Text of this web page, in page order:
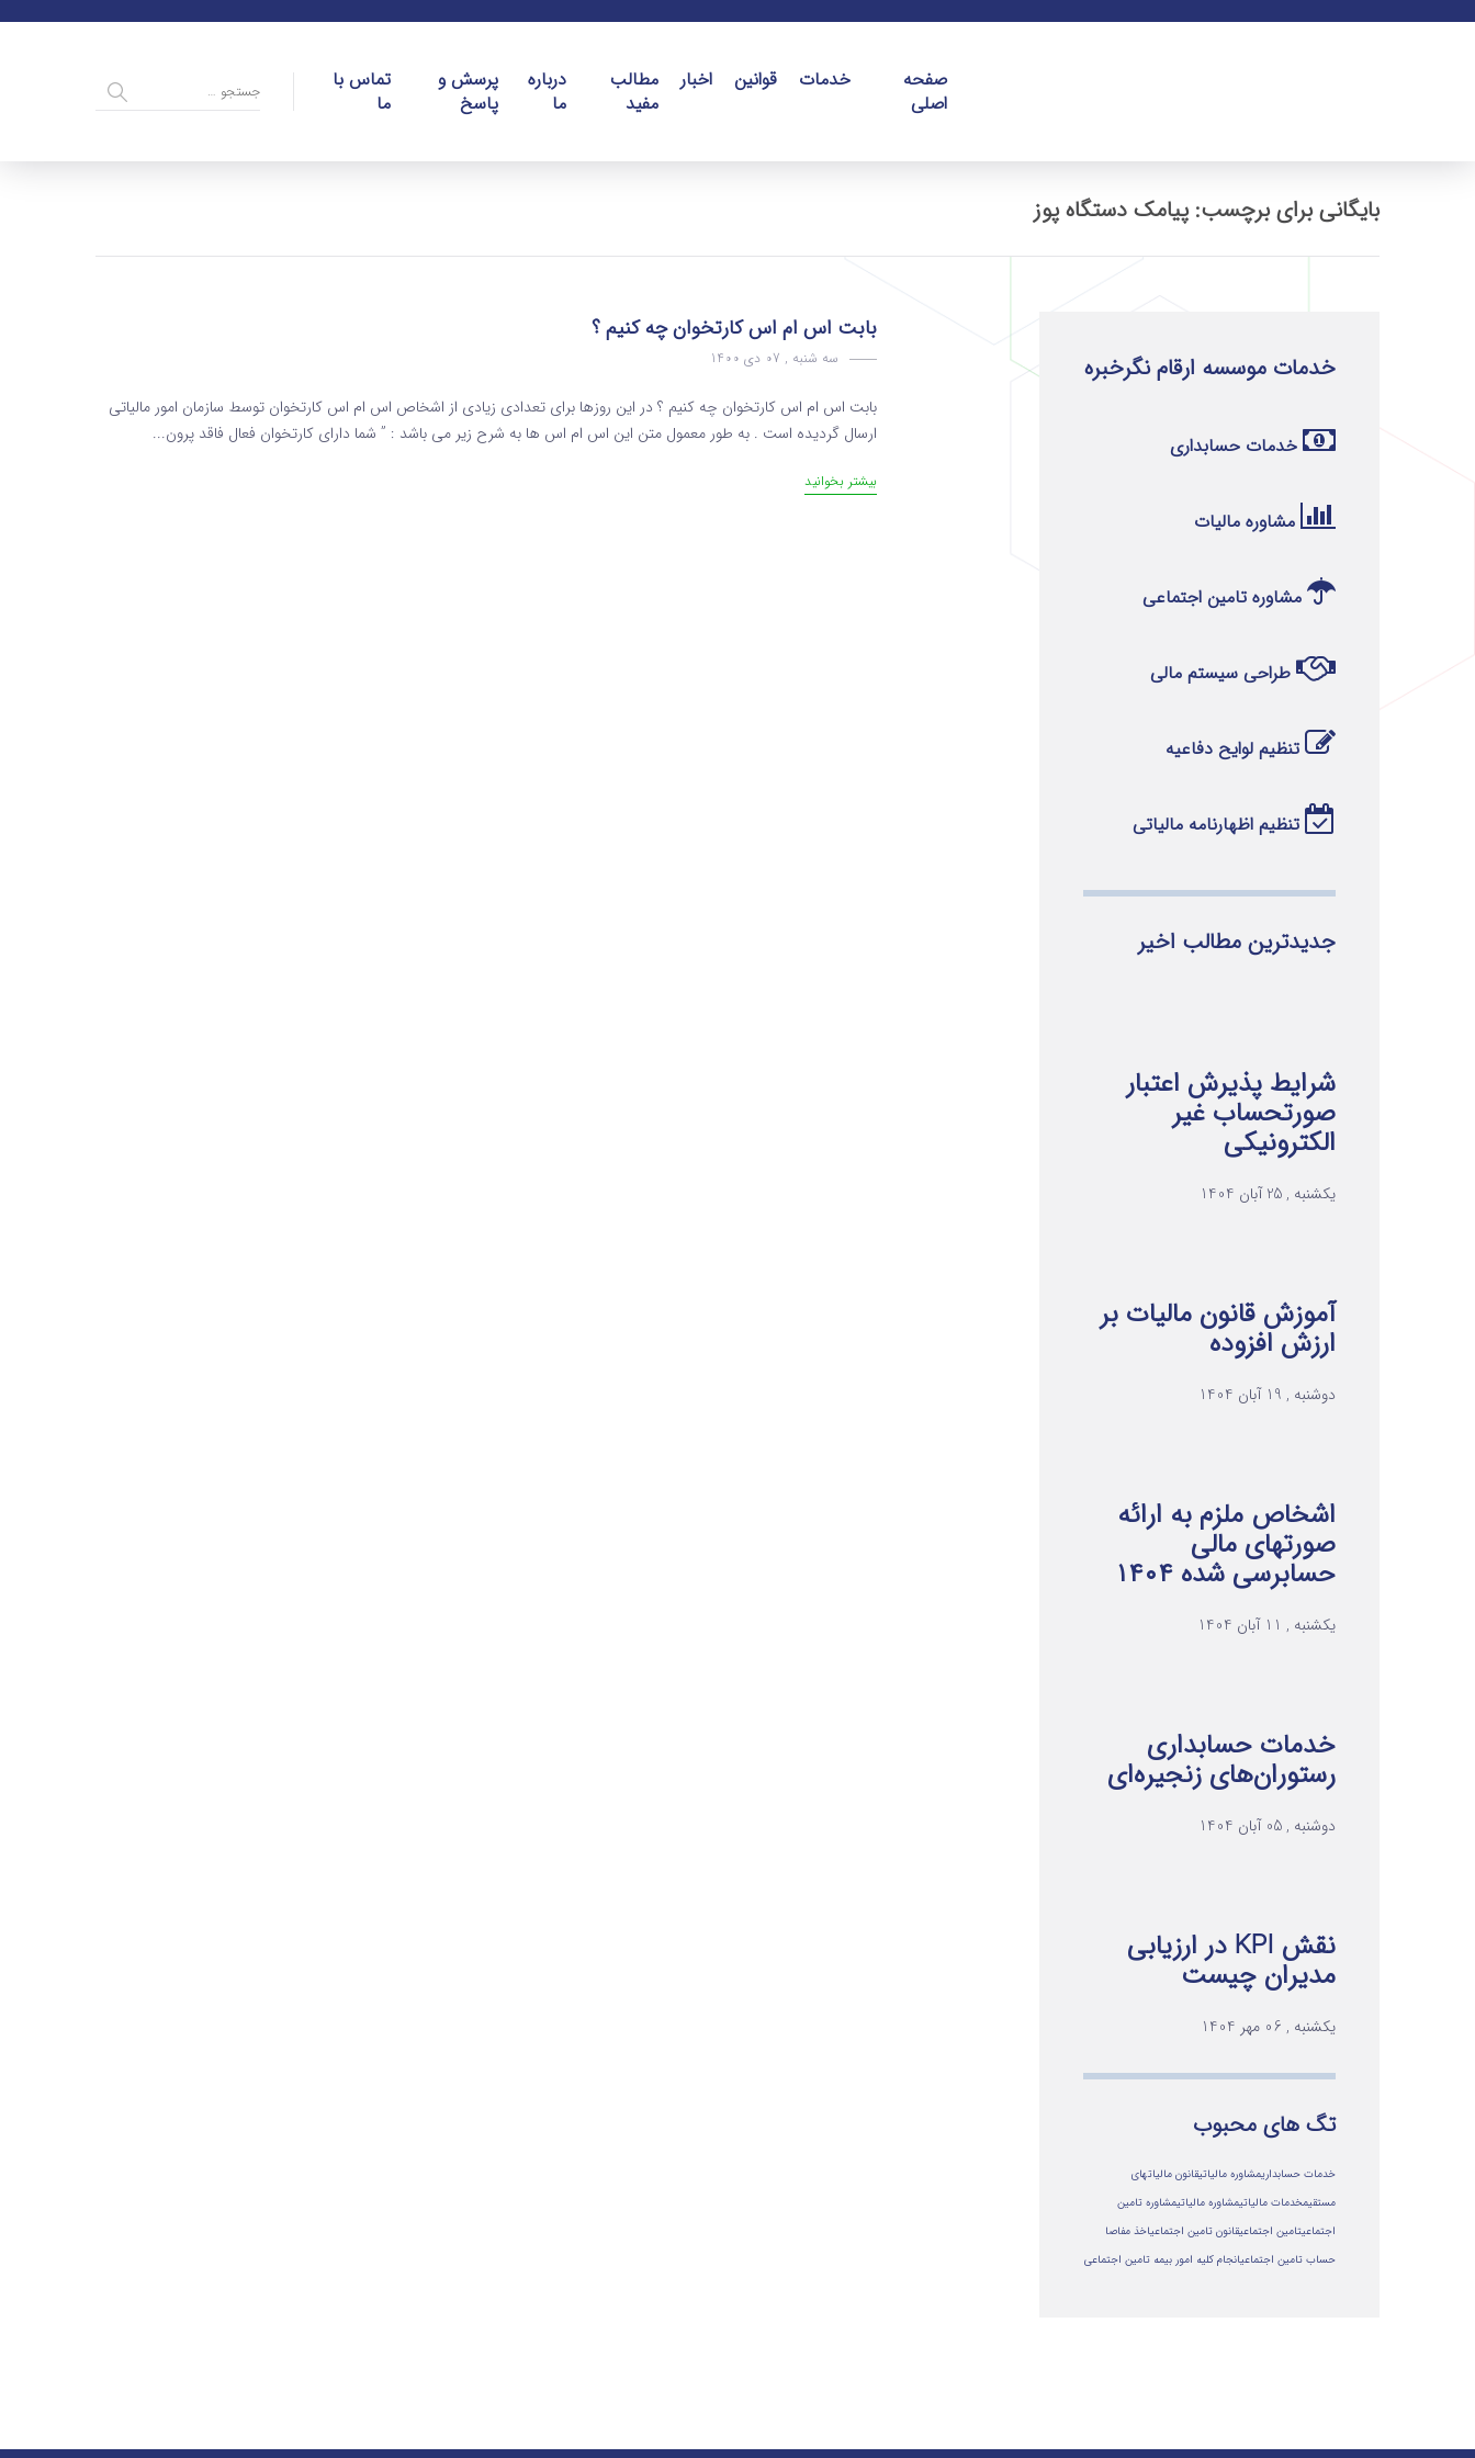
صفحه
اصلی
خدمات قوانین اخبار
مطالب
مفید
درباره
ما
پرسش و
پاسخ
تماس با
ما
بایگانی برای برچسب: پیامک دستگاه پوز
بابت اس ام اس کارتخوان چه کنیم ؟
سه شنبه , 07 دی 1400
بابت اس ام اس کارتخوان چه کنیم ؟ در این روزها برای تعدادی زیادی از اشخاص اس ام اس کارتخوان توسط سازمان امور مالیاتی
ارسال گردیده است . به طور معمول متن این اس ام اس ها به شرح زیر می باشد : ” شما دارای کارتخوان فعال فاقد پرون...
بیشتر بخوانید
خدمات موسسه ارقام نگرخبره
خدمات حسابداری
مشاوره مالیات
مشاوره تامین اجتماعی
طراحی سیستم مالی
تنظیم لوایح دفاعیه
تنظیم اظهارنامه مالیاتی
جدیدترین مطالب اخیر
شرایط پذیرش اعتبار
صورتحساب غیر
الکترونیکی
یکشنبه , 25 آبان 1404
آموزش قانون مالیات بر
ارزش افزوده
دوشنبه , 19 آبان 1404
اشخاص ملزم به ارائه
صورتهای مالی
حسابرسی شده ۱۴۰۴
یکشنبه , 11 آبان 1404
خدمات حسابداری
رستوران‌های زنجیره‌ای
دوشنبه , 05 آبان 1404
نقش KPI در ارزیابی
مدیران چیست
یکشنبه , 06 مهر 1404
تگ های محبوب
خدمات حسابداریمشاوره مالیاتیقانون مالیاتهای
مستقیمخدمات مالیاتیمشاوره مالياتيمشاوره تامین
اجتماعیتامین اجتماعیقانون تامین اجتماعیاخذ مفاصا
حساب تامین اجتماعیانجام کلیه امور بیمه تامین اجتماعی